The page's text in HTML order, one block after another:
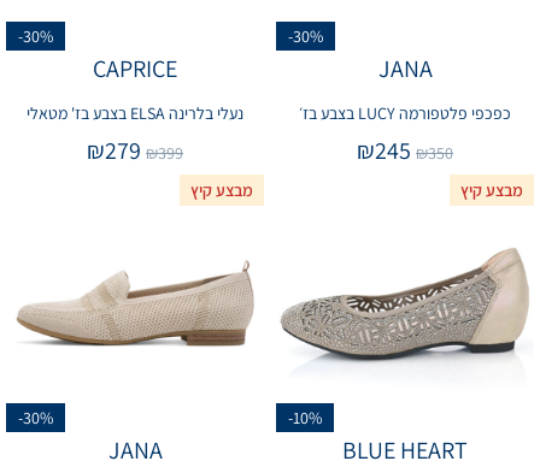
-30%
JANA
כפכפי פלטפורמה LUCY בצבע בז׳
₪350
₪245
-30%
CAPRICE
נעלי בלרינה ELSA בצבע בז' מטאלי
₪399
₪279
מבצע קיץ
-10%
BLUE HEART
מבצע קיץ
-30%
JANA